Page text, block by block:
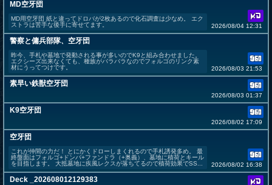
MD空牙団
MD用空牙団 紙と違ってドロバが2枚あるので化石調査は少なめ。 エク
ストラは苦手な後手に寄せてます。
2026/08/04 12:31
警察と傭兵部隊、空牙団
昨今、手札や墓地で発動される事が多いのでK9と組み合わせました。
エクシーズ出来なくても、種族がバラバラなのでフォルゴのリンク素
材にうってつけです。
2026/08/03 21:53
素早い鉄獣空牙団
2026/08/03 01:37
K9空牙団
2026/08/02 17:09
空牙団
これが仲間の力だ！ とにかくドローしまくれるので手札誘発多め。 最
終盤面はフォルゴ+ドンパ+ファンドラ（+奥義）、墓地に積荷とキール
を目指します。 大抵墓地に疾風レクスが落ちてるので積荷効果でSS...
2026/08/02 16:38
Deck _202608012129383